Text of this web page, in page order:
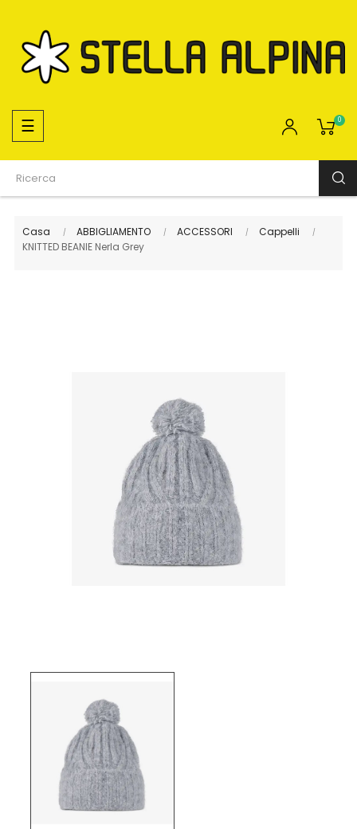
navigazione
Toggle
☰ 0
Casa ABBIGLIAMENTO ACCESSORI
Cappelli
KNITTED BEANIE Nerla Grey